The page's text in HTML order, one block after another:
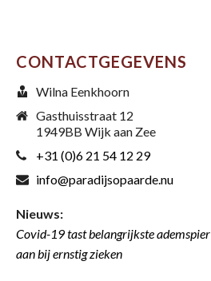
CONTACTGEGEVENS
Wilna Eenkhoorn
Gasthuisstraat 12
1949BB Wijk aan Zee
+31 (0)6 21 54 12 29
info@paradijsopaarde.nu
Nieuws:
Covid-19 tast belangrijkste ademspier
aan bij ernstig zieken